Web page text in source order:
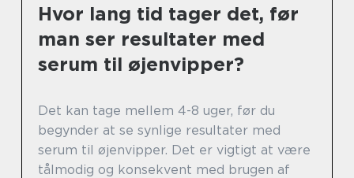
Hvor lang tid tager det, før
man ser resultater med
serum til øjenvipper?
Det kan tage mellem 4-8 uger, før du
begynder at se synlige resultater med
serum til øjenvipper. Det er vigtigt at være
tålmodig og konsekvent med brugen af